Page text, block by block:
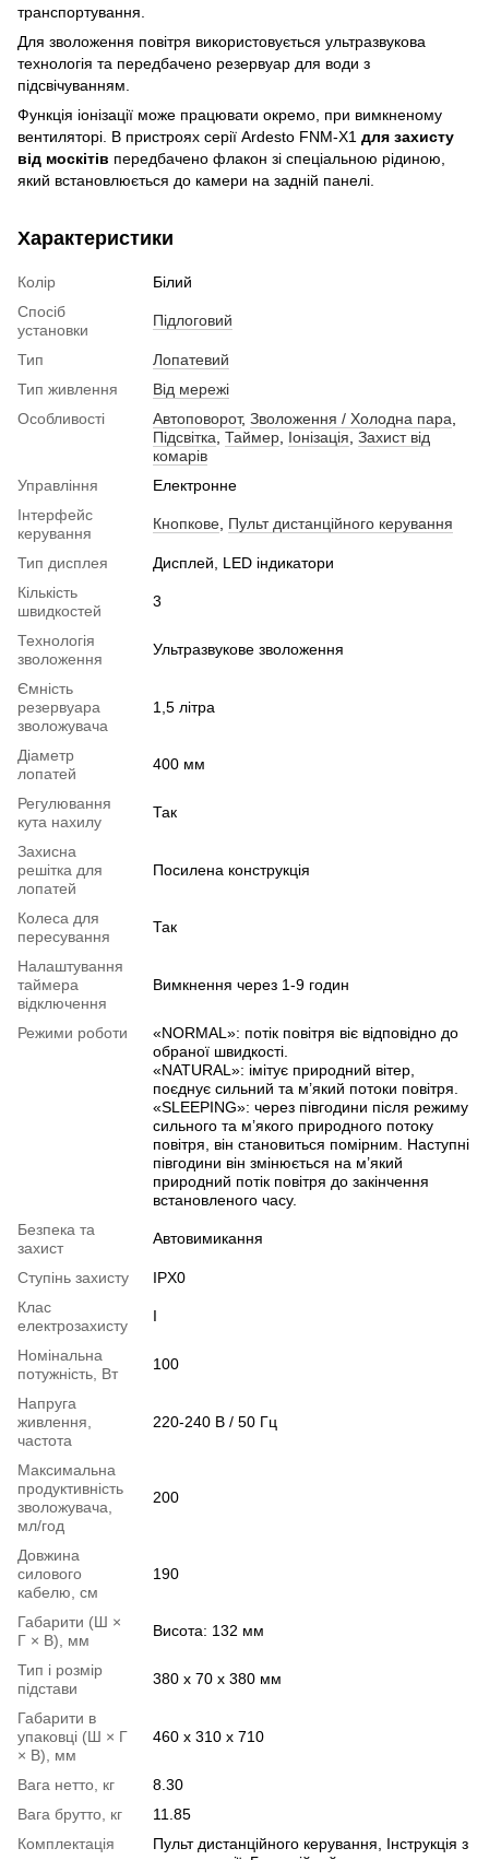
транспортування.
Для зволоження повітря використовується ультразвукова
технологія та передбачено резервуар для води з
підсвічуванням.
Функція іонізації може працювати окремо, при вимкненому
вентиляторі. В пристроях серії Ardesto FNM-X1 для захисту
від москітів передбачено флакон зі спеціальною рідиною,
який встановлюється до камери на задній панелі.
Характеристики
Колір
Білий
Спосіб
установки
Підлоговий
Тип
Лопатевий
Тип живлення
Від мережі
Особливості
Автоповорот, Зволоження / Холодна пара
Підсвітка Таймер Іонізація Захист від
комарів
Управління
Електронне
Інтерфейс
керування
Кнопкове Пульт дистанційного керування
Тип дисплея
Дисплей, LED індикатори
Кількість
швидкостей
3
Технологія
зволоження
Ультразвукове зволоження
Ємність
резервуара
зволожувача
1,5 літра
Діаметр
лопатей
400 мм
Регулювання
кута нахилу
Так
Захисна
решітка для
лопатей
Посилена конструкція
Колеса для
пересування
Так
Налаштування
таймера
відключення
Вимкнення через 1-9 годин
Режими роботи
«NORMAL»: потік повітря віє відповідно до
обраної швидкості.
«NATURAL»: імітує природний вітер,
поєднує сильний та м’який потоки повітря.
«SLEEPING»: через півгодини після режиму
сильного та м’якого природного потоку
повітря, він становиться помірним. Наступні
півгодини він змінюється на м’який
природний потік повітря до закінчення
встановленого часу.
Безпека та
захист
Автовимикання
Ступінь захисту
IPX0
Клас
електрозахисту
I
Номінальна
потужність, Вт
100
Напруга
живлення,
частота
220-240 В / 50 Гц
Максимальна
продуктивність
зволожувача,
мл/год
200
Довжина
силового
кабелю, см
190
Габарити (Ш ×
Г × В), мм
Висота: 132 мм
Тип і розмір
підстави
380 x 70 x 380 мм
Габарити в
упаковці (Ш × Г
× В), мм
460 x 310 x 710
Вага нетто, кг
8.30
Вага брутто, кг
11.85
Комплектація
Пульт дистанційного керування, Інструкція з